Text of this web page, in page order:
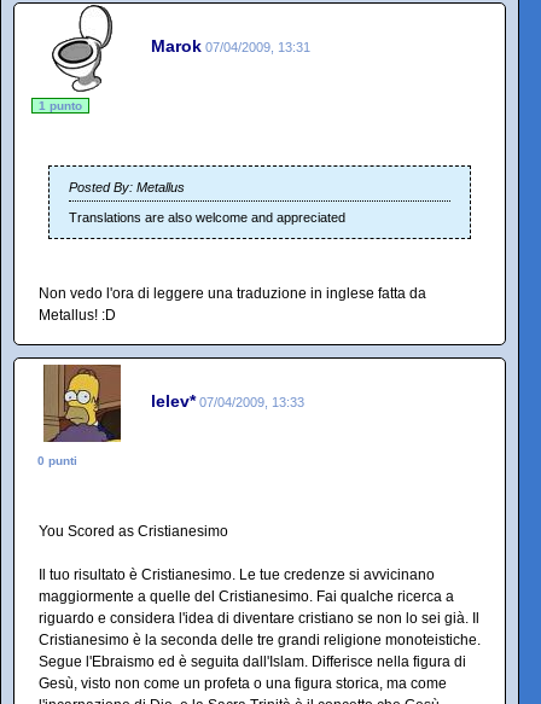
Marok 07/04/2009, 13:31
1 punto
Posted By: Metallus
Translations are also welcome and appreciated
Non vedo l'ora di leggere una traduzione in inglese fatta da
Metallus! :D
lelev* 07/04/2009, 13:33
0 punti
You Scored as Cristianesimo
Il tuo risultato è Cristianesimo. Le tue credenze si avvicinano
maggiormente a quelle del Cristianesimo. Fai qualche ricerca a
riguardo e considera l'idea di diventare cristiano se non lo sei già. Il
Cristianesimo è la seconda delle tre grandi religione monoteistiche.
Segue l'Ebraismo ed è seguita dall'Islam. Differisce nella figura di
Gesù, visto non come un profeta o una figura storica, ma come